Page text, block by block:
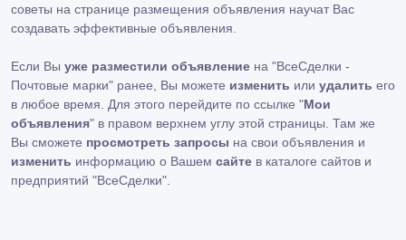
советы на странице размещения объявления научат Вас
создавать эффективные объявления.
Если Вы уже разместили объявление на "ВсеСделки -
Почтовые марки" ранее, Вы можете изменить или удалить его
в любое время. Для этого перейдите по ссылке "Мои
объявления" в правом верхнем углу этой страницы. Там же
Вы сможете просмотреть запросы на свои объявления и
изменить информацию о Вашем сайте в каталоге сайтов и
предприятий "ВсеСделки".